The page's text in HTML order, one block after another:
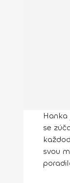
Hanka
se
svou